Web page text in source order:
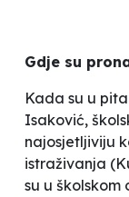
Gdje su
Kada su u
Isaković,
najosjetljiviju
istraživanja
su u školskom